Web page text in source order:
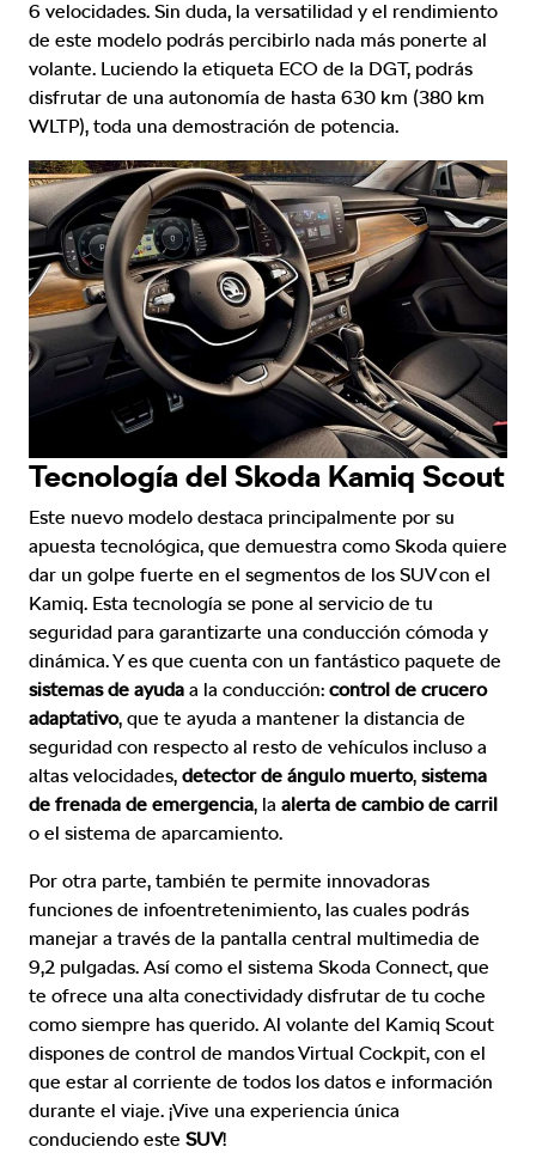
6 velocidades. Sin duda, la versatilidad y el rendimiento
de este modelo podrás percibirlo nada más ponerte al
volante. Luciendo la etiqueta ECO de la DGT, podrás
disfrutar de una autonomía de hasta 630 km (380 km
WLTP), toda una demostración de potencia.
Tecnología del Skoda Kamiq Scout
Este nuevo modelo destaca principalmente por su
apuesta tecnológica, que demuestra como Skoda quiere
dar un golpe fuerte en el segmentos de los SUV con el
Kamiq. Esta tecnología se pone al servicio de tu
seguridad para garantizarte una conducción cómoda y
dinámica. Y es que cuenta con un fantástico paquete de
sistemas de ayuda a la conducción: control de crucero
adaptativo, que te ayuda a mantener la distancia de
seguridad con respecto al resto de vehículos incluso a
altas velocidades, detector de ángulo muerto, sistema
de frenada de emergencia, la alerta de cambio de carril
o el sistema de aparcamiento.
Por otra parte, también te permite innovadoras
funciones de infoentretenimiento, las cuales podrás
manejar a través de la pantalla central multimedia de
9,2 pulgadas. Así como el sistema Skoda Connect, que
te ofrece una alta conectividady disfrutar de tu coche
como siempre has querido. Al volante del Kamiq Scout
dispones de control de mandos Virtual Cockpit, con el
que estar al corriente de todos los datos e información
durante el viaje. ¡Vive una experiencia única
conduciendo este SUV!